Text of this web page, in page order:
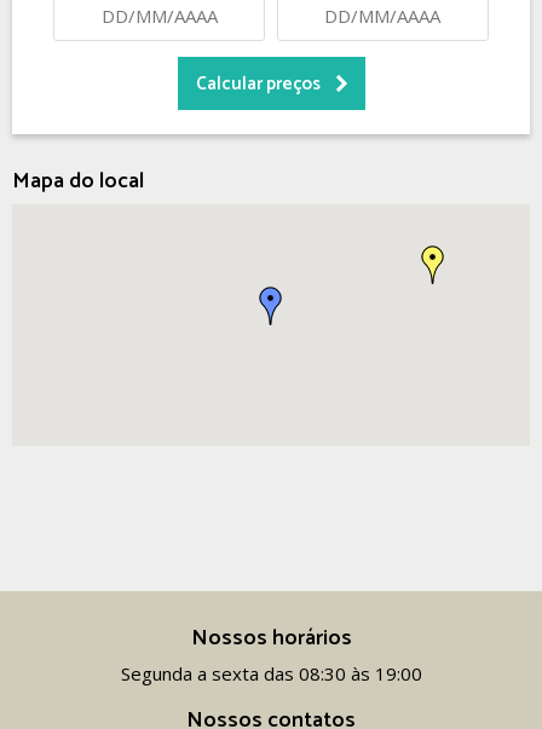
Mapa do local
Nossos horários
Segunda a sexta das 08:30 às 19:00
Nossos contatos